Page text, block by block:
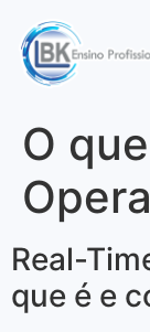
O
Real-
que é e